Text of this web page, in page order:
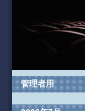
管理者用